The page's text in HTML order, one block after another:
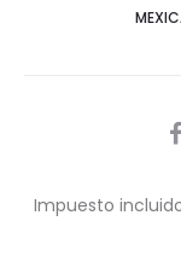
Impuesto